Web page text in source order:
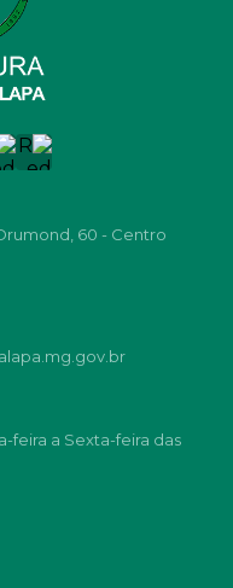
60 - Centro
feira a Sexta-feira das